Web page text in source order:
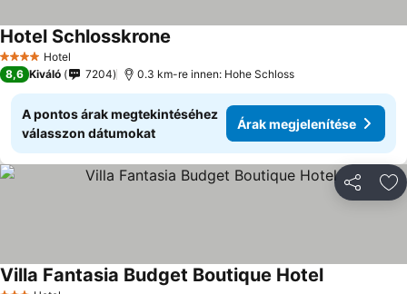
4 KategóriaHotel
Hotel Schlosskrone
8,6 Kiváló 7204 0.3 km-re innen: Hohe Schloss
A pontos árak megtekintéséhez
válasszon dátumokat
Árak megjelenítése
Villa Fantasia Budget Boutique Hotel